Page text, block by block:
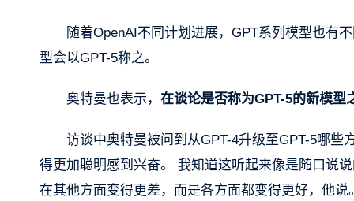
随着OpenAI不同计划进展，GPT系列模型也有
型会以GPT-5称之。
奥特曼也表示， 在谈论是否称为GPT-5的新模
访谈中奥特曼被问到从GPT-4升级至GPT-5哪
得更加聪明感到兴奋。 我知道这听起来像是随口说
在其他方面变得更差，而是各方面都变得更好，他说